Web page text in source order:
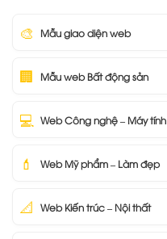
🎨 Mẫu giao diện web
🏢 Mẫu web Bất động sản
💻 Web Công nghệ – Máy tính
💄 Web Mỹ phẩm – Làm đẹp
📐 Web Kiến trúc – Nội thất